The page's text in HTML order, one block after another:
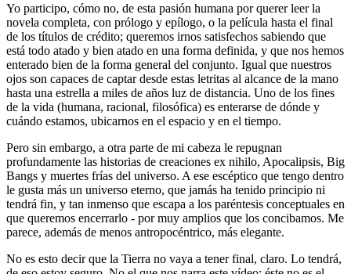
Yo participo, cómo no, de esta pasión humana por querer leer la
novela completa, con prólogo y epílogo, o la película hasta el final
de los títulos de crédito; queremos irnos satisfechos sabiendo que
está todo atado y bien atado en una forma definida, y que nos hemos
enterado bien de la forma general del conjunto. Igual que nuestros
ojos son capaces de captar desde estas letritas al alcance de la mano
hasta una estrella a miles de años luz de distancia. Uno de los fines
de la vida (humana, racional, filosófica) es enterarse de dónde y
cuándo estamos, ubicarnos en el espacio y en el tiempo.
Pero sin embargo, a otra parte de mi cabeza le repugnan
profundamente las historias de creaciones ex nihilo, Apocalipsis, Big
Bangs y muertes frías del universo. A ese escéptico que tengo dentro
le gusta más un universo eterno, que jamás ha tenido principio ni
tendrá fin, y tan inmenso que escapa a los paréntesis conceptuales en
que queremos encerrarlo - por muy amplios que los concibamos. Me
parece, además de menos antropocéntrico, más elegante.
No es esto decir que la Tierra no vaya a tener final, claro. Lo tendrá,